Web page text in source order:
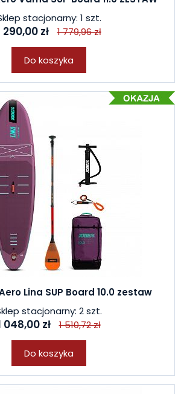
stacjonarny: 1 szt.
290,00 zł 1 779,96 zł
Do koszyka
Aero Lina SUP Board 10.0 zestaw
stacjonarny: 2 szt.
048,00 zł 1 510,72 zł
Do koszyka